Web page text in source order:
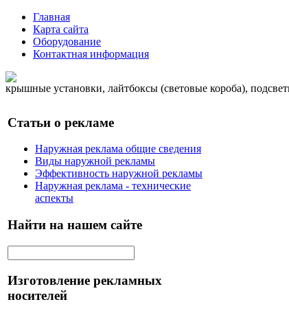
Главная
Карта сайта
Оборудование
Контактная информация
крышные установки, лайтбоксы (световые короба),
Статьи о рекламе
Наружная реклама общие сведения
Виды наружной рекламы
Эффективность наружной рекламы
Наружная реклама - технические
аспекты
Найти на нашем сайте
Изготовление рекламных
носителей